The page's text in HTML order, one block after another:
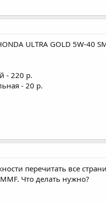
ULTRA GOLD 5W-40
- 220 р.
- 20 р.
перечитать все
Что делать нужно?